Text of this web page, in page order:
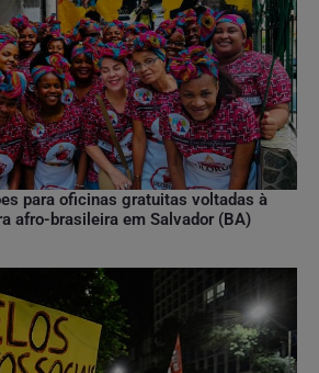
para oficinas gratuitas voltadas à
afro-brasileira em Salvador (BA)